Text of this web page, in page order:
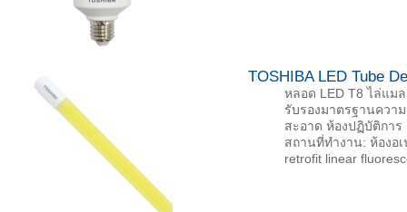
TOSHIBA LED Tube
หลอด LED T8 ไล่แม
รับรองมาตรฐานควา
สะอาด ห้องปฏิบัติกา
สถานที่ทำงาน: ห้องอเ
retrofit linear